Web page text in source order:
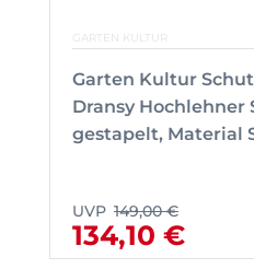
GARTEN KULTUR
Garten Kultur
Dransy Hochlehner
gestapelt, Material
UVP 149,00 €
134,10 €